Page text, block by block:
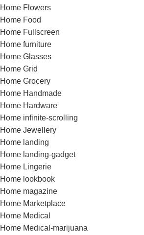
Home Flowers
Home Food
Home Fullscreen
Home furniture
Home Glasses
Home Grid
Home Grocery
Home Handmade
Home Hardware
Home infinite-scrolling
Home Jewellery
Home landing
Home landing-gadget
Home Lingerie
Home lookbook
Home magazine
Home Marketplace
Home Medical
Home Medical-marijuana